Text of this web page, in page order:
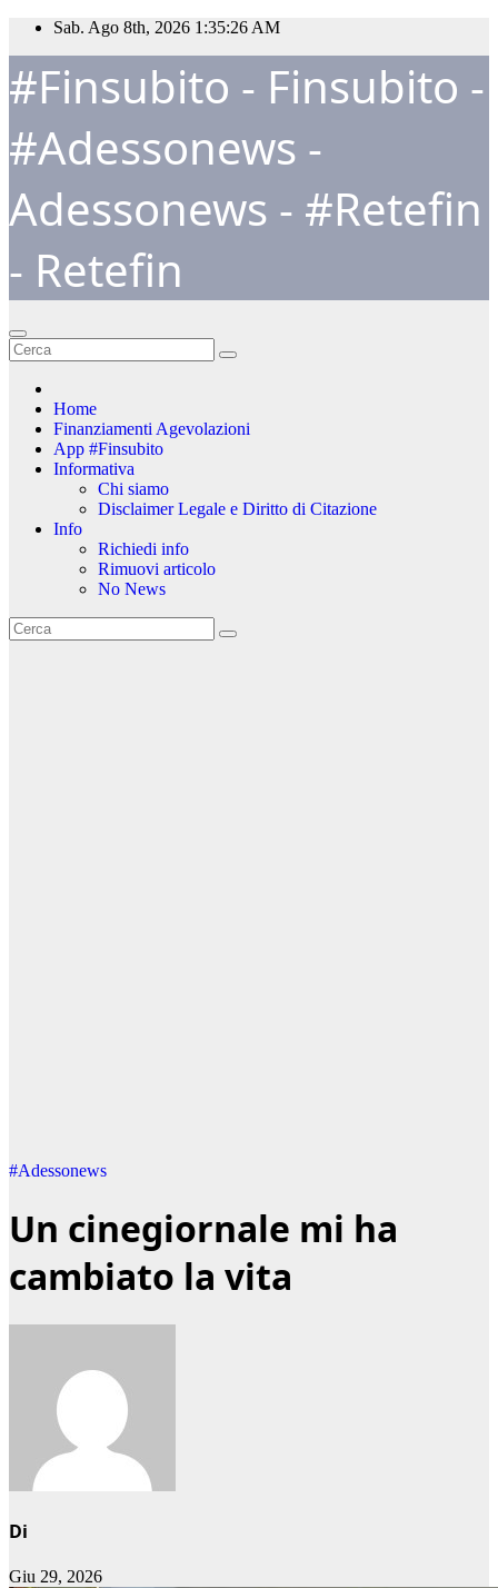
Salta
contenuto
Sab. Ago 8th, 2026 1:35:27 AM
#Finsubito - Finsubito -
#Adessonews -
Adessonews - #Retefin
- Retefin
Home
Finanziamenti Agevolazioni
App #Finsubito
Informativa
Chi siamo
Disclaimer Legale e Diritto di Citazione
Info
Richiedi info
Rimuovi articolo
No News
#Adessonews
Un cinegiornale mi ha
cambiato la vita
Di
Giu 29, 2026